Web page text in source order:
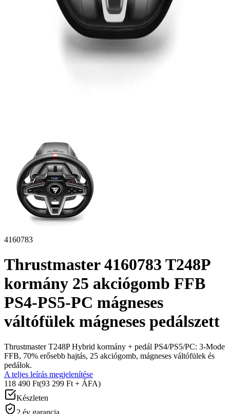
4160783
Thrustmaster 4160783 T248P
kormány 25 akciógomb FFB
PS4-PS5-PC mágneses
váltófülek mágneses pedálszett
Thrustmaster T248P Hybrid kormány + pedál PS4/PS5/PC: 3-Mode
FFB, 70% erősebb hajtás, 25 akciógomb, mágneses váltófülek és
pedálok.
A teljes leírás megjelenítése
118 490 Ft(93 299 Ft + ÁFA)
Készleten
2 év garancia